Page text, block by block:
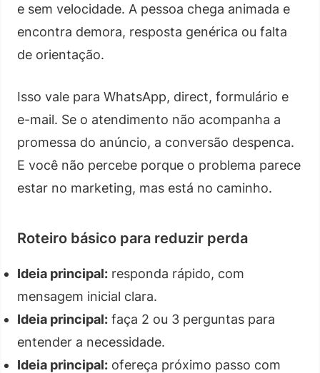
e sem velocidade. A pessoa chega animada e
encontra demora, resposta genérica ou falta
de orientação.
Isso vale para WhatsApp, direct, formulário e
e-mail. Se o atendimento não acompanha a
promessa do anúncio, a conversão despenca.
E você não percebe porque o problema parece
estar no marketing, mas está no caminho.
Roteiro básico para reduzir perda
Ideia principal: responda rápido, com
mensagem inicial clara.
Ideia principal: faça 2 ou 3 perguntas para
entender a necessidade.
Ideia principal: ofereça próximo passo com